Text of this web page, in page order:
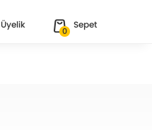
Üyelik
0
Sepet